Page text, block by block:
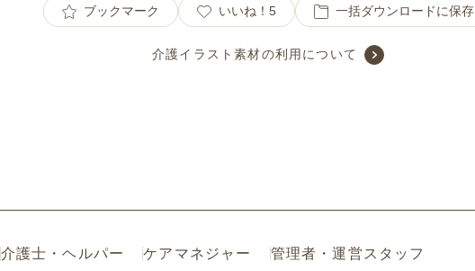
ブックマーク いいね！ 5 一括ダウンロードに保存
介護イラスト素材の利用について
介護士・ヘルパー ケアマネジャー 管理者・運営スタッフ